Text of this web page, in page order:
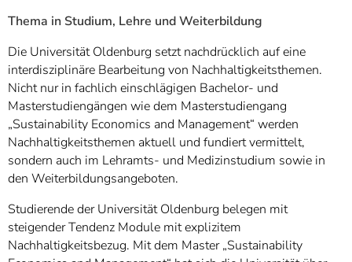
Thema in Studium, Lehre und Weiterbildung
Die Universität Oldenburg setzt nachdrücklich auf eine
interdisziplinäre Bearbeitung von Nachhaltigkeitsthemen.
Nicht nur in fachlich einschlägigen Bachelor- und
Masterstudiengängen wie dem Masterstudiengang
„Sustainability Economics and Management“ werden
Nachhaltigkeitsthemen aktuell und fundiert vermittelt,
sondern auch im Lehramts- und Medizinstudium sowie in
den Weiterbildungsangeboten.
Studierende der Universität Oldenburg belegen mit
steigender Tendenz Module mit explizitem
Nachhaltigkeitsbezug. Mit dem Master „Sustainability